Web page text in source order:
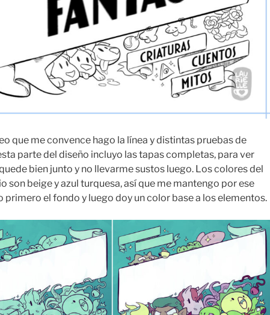
que me convence hago la línea y distintas pruebas de
parte del diseño incluyo las tapas completas, para ver
bien junto y no llevarme sustos luego. Los colores del
son beige y azul turquesa, así que me mantengo por ese
primero el fondo y luego doy un color base a los elementos.